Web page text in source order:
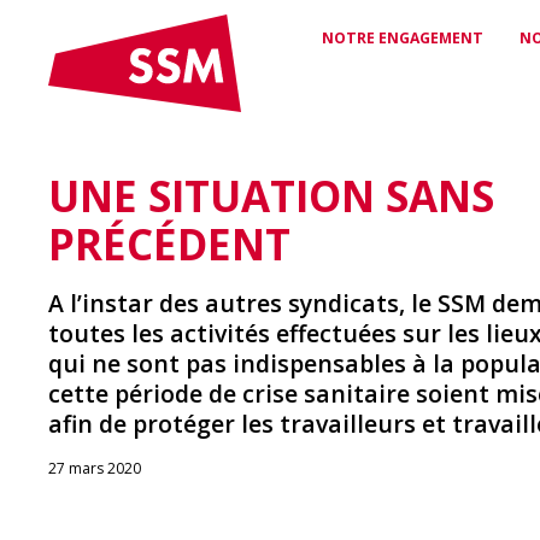
NOTRE ENGAGEMENT
CONVENTIONS ET
CONTRATS
RÉSEAU
Votre lien avec le monde
des médias
PROTECTION
JURIDIQUE ET
travail
RABAIS
Rabais et avantages
LE SSM
Qui nous sommes et ce que
UNE SITUATION SANS
PRÉCÉDENT
A l’instar des autres syndicats, le SSM
toutes les activités effectuées sur les
qui ne sont pas indispensables à la
cette période de crise sanitaire soient
afin de protéger les travailleurs et
27 mars 2020